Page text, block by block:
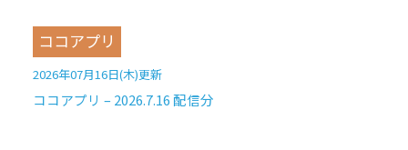
ココアプリ
2026年07月16日(木)更新
ココアプリ – 2026.7.16 配信分